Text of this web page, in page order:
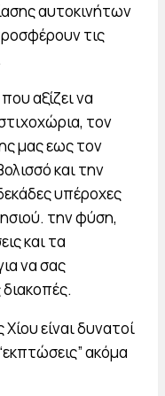
αυτοκινήτων
τις
αξίζει να
τον
μας εως τον
και την
υπέροχες
την φύση,
και τα
να σας
είναι δυνατοί
ακόμα